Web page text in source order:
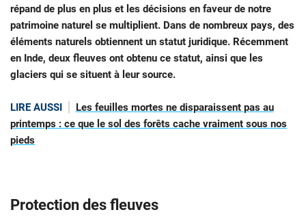
répand de plus en plus et les décisions en faveur de notre
patrimoine naturel se multiplient. Dans de nombreux pays, des
éléments naturels obtiennent un statut juridique. Récemment
en Inde, deux fleuves ont obtenu ce statut, ainsi que les
glaciers qui se situent à leur source.
LIRE AUSSI
Les feuilles mortes ne disparaissent pas au
printemps : ce que le sol des forêts cache vraiment sous nos
pieds
Protection des fleuves